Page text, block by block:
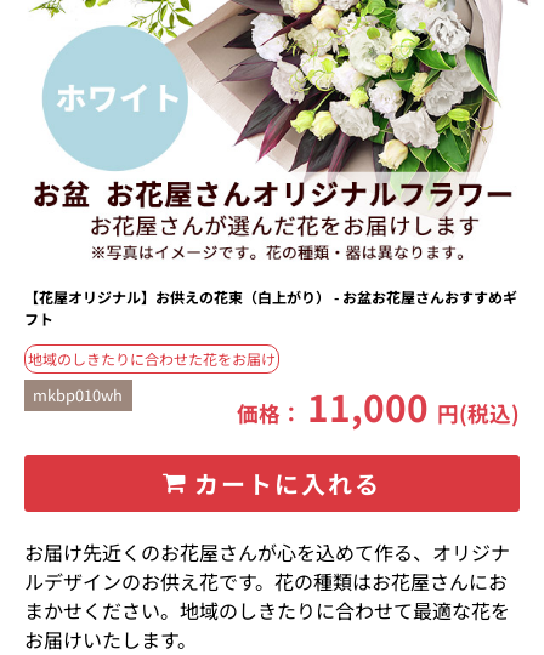
【花屋オリジナル】お供えの花束（白上がり） - お盆お花屋さんおすすめギ
フト
地域のしきたりに合わせた花をお届け
mkbp010wh
価格： 11,000 円(税込)
カートに入れる
お届け先近くのお花屋さんが心を込めて作る、オリジナ
ルデザインのお供え花です。花の種類はお花屋さんにお
まかせください。地域のしきたりに合わせて最適な花を
お届けいたします。